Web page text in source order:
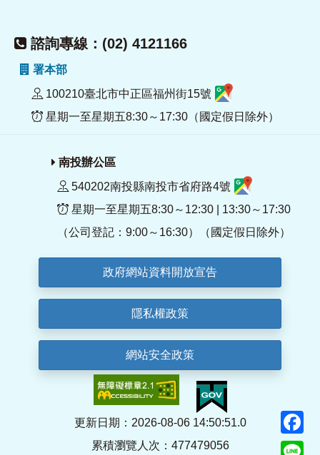
諮詢專線：(02) 4121166
署本部
100210臺北市中正區福州街15號
星期一至星期五8:30～17:30（國定假日除外）
南投辦公區
540202南投縣南投市省府路4號
星期一至星期五8:30～12:30 | 13:30～17:30
（公司登記：9:00～16:30）（國定假日除外）
政府網站資料開放宣告
隱私權政策
網站安全政策
更新日期：2026-08-06 14:50:51.0
累積瀏覽人次：477479056